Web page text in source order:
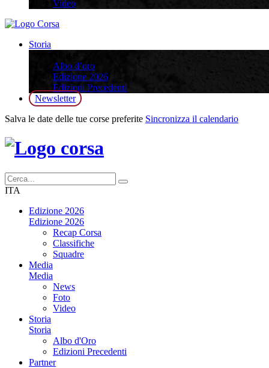
Video
Storia
Albo d’oro
Edizione 2026
Edizioni Precedenti
Newsletter
Salva le date delle tue corse preferite Sincronizza il calendario
ITA
Edizione 2026
Edizione 2026
Recap Corsa
Classifiche
Squadre
Media
Media
News
Foto
Video
Storia
Storia
Albo d'Oro
Edizioni Precedenti
Partner